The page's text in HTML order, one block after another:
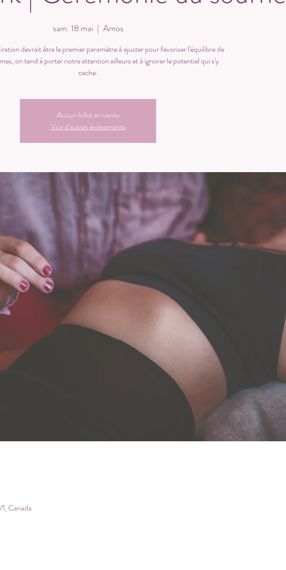
sam. 18 mai
  |
Amos
devrait être le premier paramètre à ajuster pour favoriser l'équilibre de
on tend à porter notre attention ailleurs et à ignorer le potentiel qui s'y
cache.
Aucun billet en vente
Voir d'autres événements
Canada